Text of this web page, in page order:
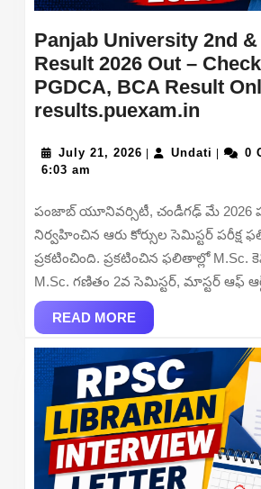
Panjab University 2nd
Result 2026 Out –
PGDCA, BCA Result
results.puexam.in
2nd
4th
Sem
Result
2026
Out
Check
M.Sc,
MA,
BCA
Result
Online
July 21, 2026 July
| Undati Undati
| 0
6:03 am
పంజాబ్ యూనివర్సిటీ, చండీగఢ్ మే 2026
నిర్వహించిన ఆరు కోర్సుల సెమిస్టర్ పరీక్ష
ప్రకటించింది. ప్రకటించిన ఫలితాల్లో M.Sc.
M.Sc. గణితం 2వ సెమిస్టర్, మాస్టర్ ఆఫ్
READ MOREREAD
MORE